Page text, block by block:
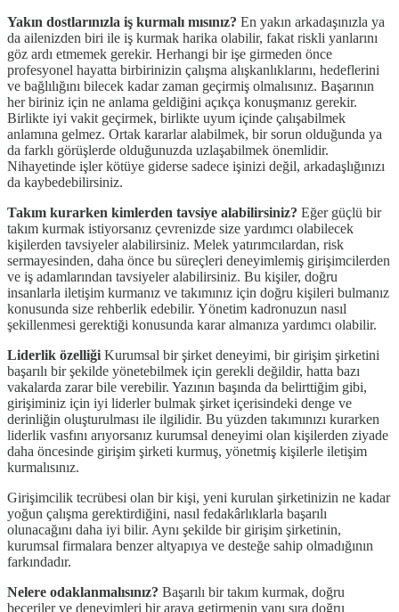
Yakın dostlarınızla iş kurmalı mısınız? En yakın arkadaşınızla ya
da ailenizden biri ile iş kurmak harika olabilir, fakat riskli yanlarını
göz ardı etmemek gerekir. Herhangi bir işe girmeden önce
profesyonel hayatta birbirinizin çalışma alışkanlıklarını, hedeflerini
ve bağlılığını bilecek kadar zaman geçirmiş olmalısınız. Başarının
her biriniz için ne anlama geldiğini açıkça konuşmanız gerekir.
Birlikte iyi vakit geçirmek, birlikte uyum içinde çalışabilmek
anlamına gelmez. Ortak kararlar alabilmek, bir sorun olduğunda ya
da farklı görüşlerde olduğunuzda uzlaşabilmek önemlidir.
Nihayetinde işler kötüye giderse sadece işinizi değil, arkadaşlığınızı
da kaybedebilirsiniz.
Takım kurarken kimlerden tavsiye alabilirsiniz? Eğer güçlü bir
takım kurmak istiyorsanız çevrenizde size yardımcı olabilecek
kişilerden tavsiyeler alabilirsiniz. Melek yatırımcılardan, risk
sermayesinden, daha önce bu süreçleri deneyimlemiş girişimcilerden
ve iş adamlarından tavsiyeler alabilirsiniz. Bu kişiler, doğru
insanlarla iletişim kurmanız ve takımınız için doğru kişileri bulmanız
konusunda size rehberlik edebilir. Yönetim kadronuzun nasıl
şekillenmesi gerektiği konusunda karar almanıza yardımcı olabilir.
Liderlik özelliği Kurumsal bir şirket deneyimi, bir girişim şirketini
başarılı bir şekilde yönetebilmek için gerekli değildir, hatta bazı
vakalarda zarar bile verebilir. Yazının başında da belirttiğim gibi,
girişiminiz için iyi liderler bulmak şirket içerisindeki denge ve
derinliğin oluşturulması ile ilgilidir. Bu yüzden takımınızı kurarken
liderlik vasfını arıyorsanız kurumsal deneyimi olan kişilerden ziyade
daha öncesinde girişim şirketi kurmuş, yönetmiş kişilerle iletişim
kurmalısınız.
Girişimcilik tecrübesi olan bir kişi, yeni kurulan şirketinizin ne kadar
yoğun çalışma gerektirdiğini, nasıl fedakârlıklarla başarılı
olunacağını daha iyi bilir. Aynı şekilde bir girişim şirketinin,
kurumsal firmalara benzer altyapıya ve desteğe sahip olmadığının
farkındadır.
Nelere odaklanmalısınız? Başarılı bir takım kurmak, doğru
beceriler ve deneyimleri bir araya getirmenin yanı sıra doğru